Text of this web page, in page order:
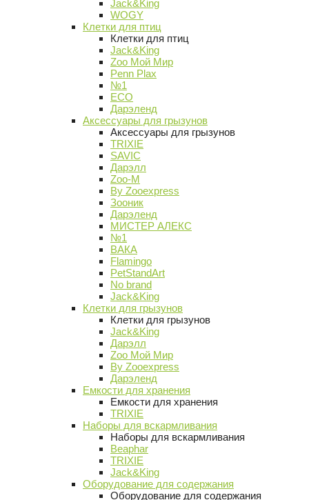
Jack&King
WOGY
Клетки для птиц
Клетки для птиц
Jack&King
Zoo Мой Мир
Penn Plax
№1
ECO
Дарэленд
Аксессуары для грызунов
Аксессуары для грызунов
TRIXIE
SAVIC
Дарэлл
Zoo-M
By Zooexpress
Зооник
Дарэленд
МИСТЕР АЛЕКС
№1
ВАКА
Flamingo
PetStandArt
No brand
Jack&King
Клетки для грызунов
Клетки для грызунов
Jack&King
Дарэлл
Zoo Мой Мир
By Zooexpress
Дарэленд
Емкости для хранения
Емкости для хранения
TRIXIE
Наборы для вскармливания
Наборы для вскармливания
Beaphar
TRIXIE
Jack&King
Оборудование для содержания
Оборудование для содержания